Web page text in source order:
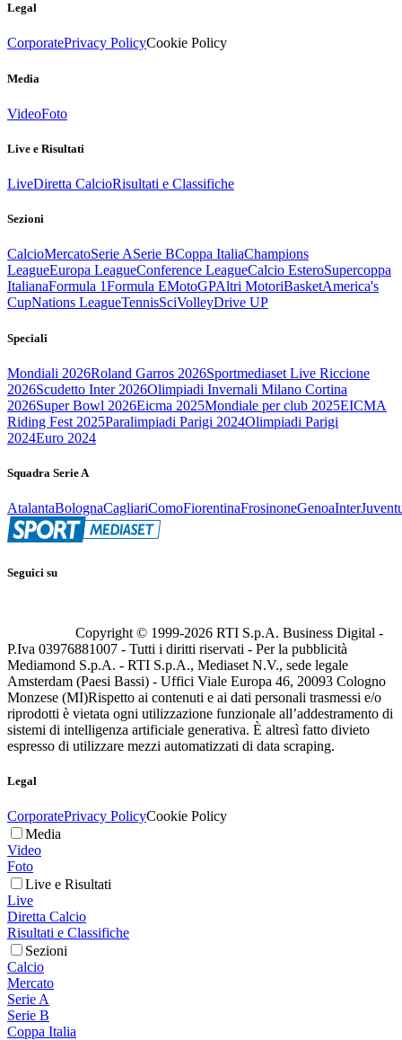
Legal
CorporatePrivacy PolicyCookie Policy
Media
VideoFoto
Live e Risultati
LiveDiretta CalcioRisultati e Classifiche
Sezioni
CalcioMercatoSerie ASerie BCoppa ItaliaChampions
LeagueEuropa LeagueConference LeagueCalcio EsteroSupercoppa
ItalianaFormula 1Formula EMotoGPAltri MotoriBasketAmerica's
CupNations LeagueTennisSciVolleyDrive UP
Speciali
Mondiali 2026Roland Garros 2026Sportmediaset Live Riccione
2026Scudetto Inter 2026Olimpiadi Invernali Milano Cortina
2026Super Bowl 2026Eicma 2025Mondiale per club 2025EICMA
Riding Fest 2025Paralimpiadi Parigi 2024Olimpiadi Parigi
2024Euro 2024
Squadra Serie A
AtalantaBolognaCagliariComoFiorentinaFrosinoneGenoaInter
Seguici su
Copyright © 1999-2026 RTI S.p.A. Business Digital -
P.Iva 03976881007 - Tutti i diritti riservati - Per la pubblicità
Mediamond S.p.A. - RTI S.p.A., Mediaset N.V., sede legale
Amsterdam (Paesi Bassi) - Uffici Viale Europa 46, 20093 Cologno
Monzese (MI)Rispetto ai contenuti e ai dati personali trasmessi e/o
riprodotti è vietata ogni utilizzazione funzionale all’addestramento di
sistemi di intelligenza artificiale generativa. È altresì fatto divieto
espresso di utilizzare mezzi automatizzati di data scraping.
Legal
CorporatePrivacy PolicyCookie Policy
Media
Video
Foto
Live e Risultati
Live
Diretta Calcio
Risultati e Classifiche
Sezioni
Calcio
Mercato
Serie A
Serie B
Coppa Italia